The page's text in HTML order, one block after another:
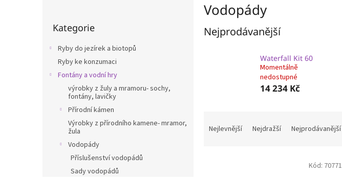
kategorie
Kategorie
Ryby do jezírek a biotopů
Ryby ke konzumaci
Fontány a vodní hry
výrobky z žuly a mramoru- sochy,
fontány, lavičky
Přírodní kámen
Výrobky z přírodního kamene- mramor,
žula
Vodopády
Příslušenství vodopádů
Sady vodopádů
Vodopády
Nejprodávanější
Waterfall Kit 60
Momentálně
nedostupné
14 234 Kč
Nejlevnější Nejdražší Nejprodávanější
Kód: 70771